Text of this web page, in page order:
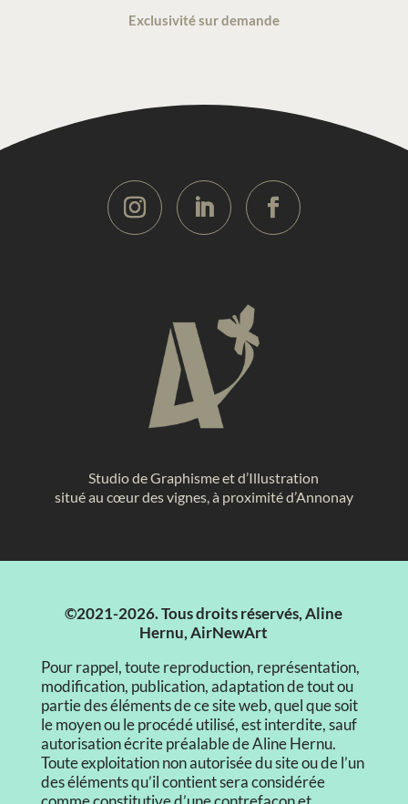
Exclusivité sur demande
Studio de Graphisme et d’Illustration
situé au cœur des vignes, à proximité d’Annonay
©2021-2026. Tous droits réservés, Aline
Hernu, AirNewArt
Pour rappel, toute reproduction, représentation,
modification, publication, adaptation de tout ou
partie des éléments de ce site web, quel que soit
le moyen ou le procédé utilisé, est interdite, sauf
autorisation écrite préalable de Aline Hernu.
Toute exploitation non autorisée du site ou de l’un
des éléments qu’il contient sera considérée